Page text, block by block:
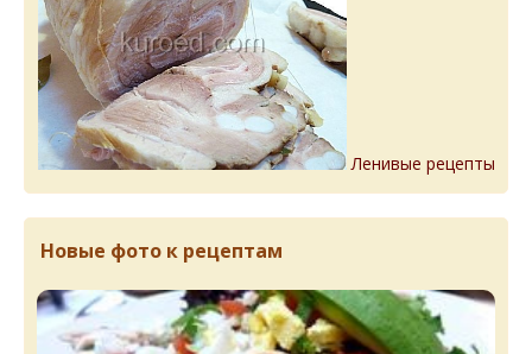
Ленивые рецепты
Новые фото к рецептам